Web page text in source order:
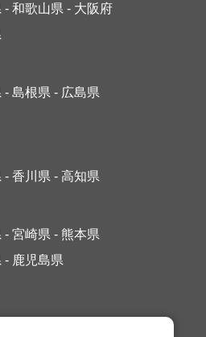
- 和歌山県 - 大阪府
- 島根県 - 広島県
- 香川県 - 高知県
- 宮崎県 - 熊本県
- 鹿児島県